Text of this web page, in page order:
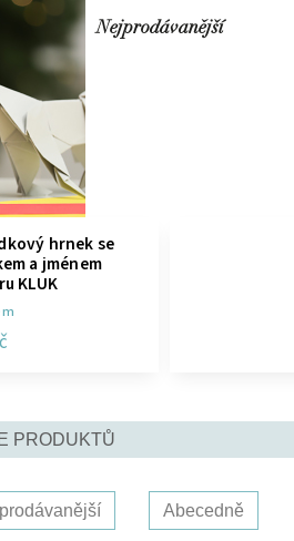
Nejprodávanější
hrnek se
a jménem
KLUK
PRODUKTŮ
Abecedně